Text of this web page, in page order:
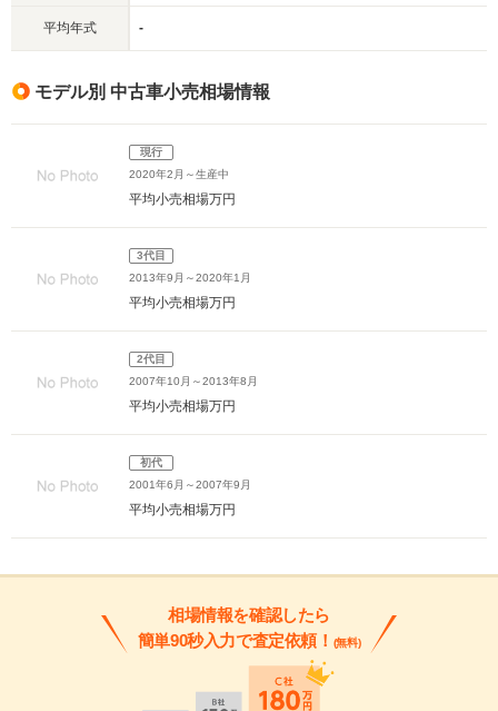
平均年式 -
モデル別 中古車小売相場情報
現行
2020年2月～生産中
平均小売相場万円
3代目
2013年9月～2020年1月
平均小売相場万円
2代目
2007年10月～2013年8月
平均小売相場万円
初代
2001年6月～2007年9月
平均小売相場万円
相場情報を確認したら
簡単90秒入力で査定依頼！ (無料)